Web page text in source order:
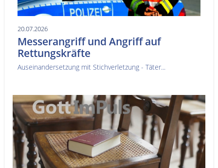
20.07.2026
Messerangriff und Angriff auf
Rettungskräfte
Auseinandersetzung mit Stichverletzung - Täter...